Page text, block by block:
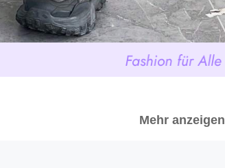
Mehr anzeigen